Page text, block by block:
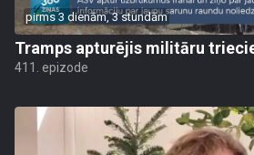
pirms 3 dienām, 3 stundām
Tramps apturējis militāru
411. epizode